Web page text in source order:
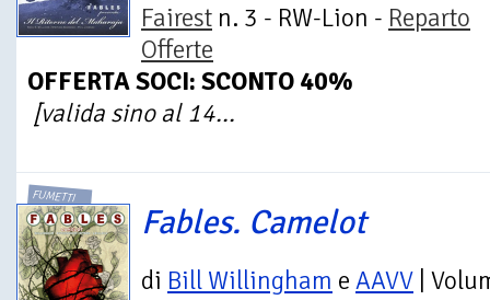
Fairest n. 3 - RW-Lion - Reparto
Offerte
OFFERTA SOCI: SCONTO 40%
[valida sino al 14...
FUMETTI
Fables. Camelot
di Bill Willingham e AAVV |